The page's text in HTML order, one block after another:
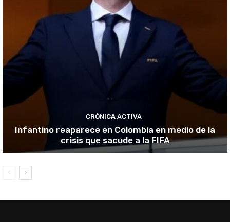
CRÓNICA ACTIVA
Infantino reaparece en Colombia en medio de la
crisis que sacude a la FIFA